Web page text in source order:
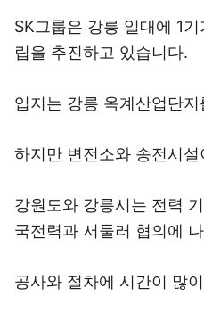
SK그룹은 강릉 일대에 1
립을 추진하고 있습니다.
입지는 강릉 옥계산업단
하지만 변전소와 송전시
강원도와 강릉시는 전력
국전력과 서둘러 협의에
공사와 절차에 시간이 많